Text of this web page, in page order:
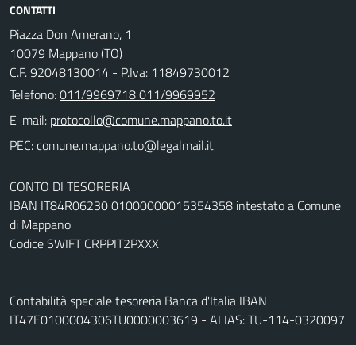
CONTATTI
Piazza Don Amerano, 1
10079 Mappano (TO)
C.F. 92048130014 - P.Iva: 11849730012
Telefono:011/9969718 011/9969952
E-mail:
PEC:
CONTO DI TESORERIA
IBAN IT84R06230 01000000015354358 intestato a Comune
di Mappano
Codice SWIFT CRPPIT2PXXX
Contabilità speciale tesoreria Banca d'Italia IBAN
IT47E0100004306TU0000003619 - ALIAS: TU-114-0320097